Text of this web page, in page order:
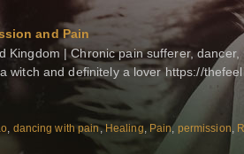
and Pain
Kingdom | Chronic pain sufferer,
witch and definitely a lover https://
, dancing with pain,Healing, Pain, permission,